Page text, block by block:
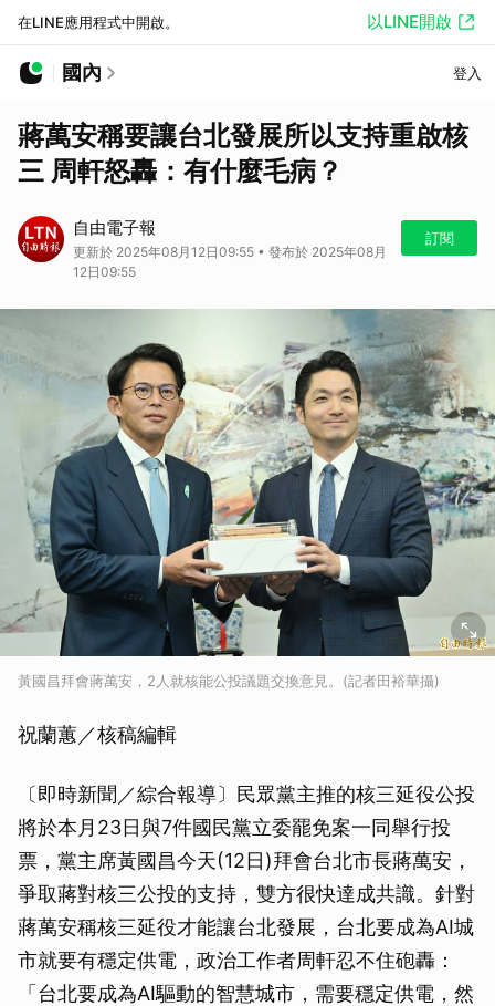
在LINE應用程式中開啟。 以LINE開啟
國內 登入
蔣萬安稱要讓台北發展所以支持重啟核
三 周軒怒轟：有什麼毛病？
自由電子報
更新於 2025年08月12日09:55 • 發布於 2025年08月
12日09:55
訂閱
黃國昌拜會蔣萬安，2人就核能公投議題交換意見。(記者田裕華攝)
祝蘭蕙／核稿編輯
〔即時新聞／綜合報導〕民眾黨主推的核三延役公投
將於本月23日與7件國民黨立委罷免案一同舉行投
票，黨主席黃國昌今天(12日)拜會台北市長蔣萬安，
爭取蔣對核三公投的支持，雙方很快達成共識。針對
蔣萬安稱核三延役才能讓台北發展，台北要成為AI城
市就要有穩定供電，政治工作者周軒忍不住砲轟：
「台北要成為AI驅動的智慧城市，需要穩定供電，然